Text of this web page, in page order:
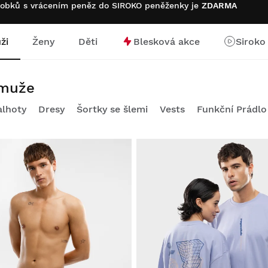
s vrácením peněz do SIROKO peněženky je ZDARMA
Ženy Děti Blesková akce
Siroko
Dresy Šortky se šlemi Vests Funkční Prádlo